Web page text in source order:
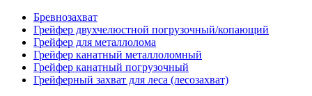
Бревнозахват
Грейфер двухчелюстной погрузочный/копающий
Грейфер для металлолома
Грейфер канатный металлоломный
Грейфер канатный погрузочный
Грейферный захват для леса (лесозахват)